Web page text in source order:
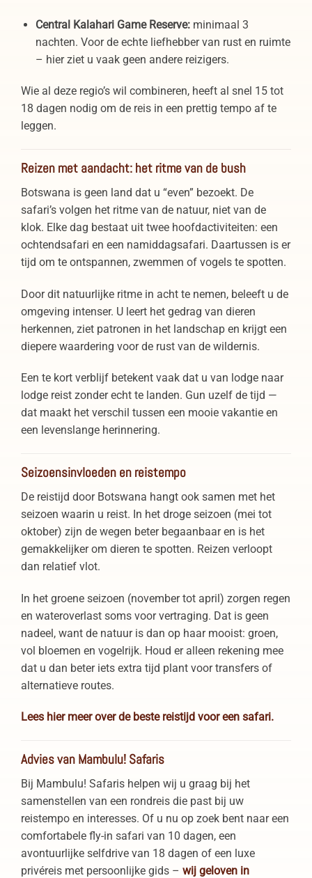
Central Kalahari Game Reserve:minimaal 3
nachten. Voor de echte liefhebber van rust en ruimte
– hier ziet u vaak geen andere reizigers.
Wie al deze regio’s wil combineren, heeft al snel 15 tot
18 dagen nodig om de reis in een prettig tempo af te
leggen.
Reizen met aandacht: het ritme van de bush
Botswana is geen land dat u “even” bezoekt. De
safari’s volgen het ritme van de natuur, niet van de
klok. Elke dag bestaat uit twee hoofdactiviteiten: een
ochtendsafari en een namiddagsafari. Daartussen is er
tijd om te ontspannen, zwemmen of vogels te spotten.
Door dit natuurlijke ritme in acht te nemen, beleeft u de
omgeving intenser. U leert het gedrag van dieren
herkennen, ziet patronen in het landschap en krijgt een
diepere waardering voor de rust van de wildernis.
Een te kort verblijf betekent vaak dat u van lodge naar
lodge reist zonder echt te landen. Gun uzelf de tijd —
dat maakt het verschil tussen een mooie vakantie en
een levenslange herinnering.
Seizoensinvloeden en reistempo
De reistijd door Botswana hangt ook samen met het
seizoen waarin u reist. In het droge seizoen (mei tot
oktober) zijn de wegen beter begaanbaar en is het
gemakkelijker om dieren te spotten. Reizen verloopt
dan relatief vlot.
In het groene seizoen (november tot april) zorgen regen
en wateroverlast soms voor vertraging. Dat is geen
nadeel, want de natuur is dan op haar mooist: groen,
vol bloemen en vogelrijk. Houd er alleen rekening mee
dat u dan beter iets extra tijd plant voor transfers of
alternatieve routes.
Lees hier meer over de beste reistijd voor een safari.
Advies van Mambulu! Safaris
Bij Mambulu! Safaris helpen wij u graag bij het
samenstellen van een rondreis die past bij uw
reistempo en interesses. Of u nu op zoek bent naar een
comfortabele fly-in safari van 10 dagen, een
avontuurlijke selfdrive van 18 dagen of een luxe
privéreis met persoonlijke gids – wij geloven in